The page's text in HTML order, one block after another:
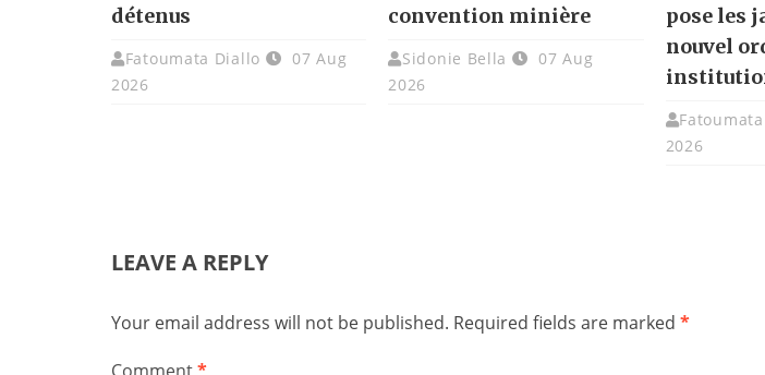
détenus
Fatoumata Diallo
07 Aug
2026
convention minière
Sidonie Bella
07 Aug
2026
pose les
nouvel
2026
LEAVE A REPLY
Your email address will not be published. Required fields are marked *